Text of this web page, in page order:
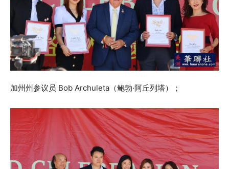
加州州参议员 Bob Archuleta（鲍勃·阿丘列塔）；